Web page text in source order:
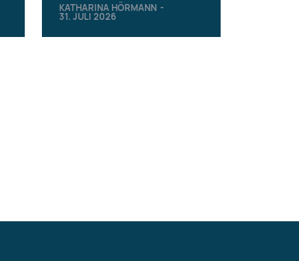
KATHARINA HÖRMANN -
31. JULI 2026